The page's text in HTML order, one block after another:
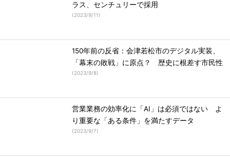
ラス、センチュリーで採用
(2023/9/11)
150年前の反省：会津若松市のデジタル実装、
「幕末の敗戦」に原点？ 歴史に根差す市民性
(2023/9/8)
営業業務の効率化に「AI」は必須ではない よ
り重要な「ある条件」を満たすデータ
(2023/9/7)